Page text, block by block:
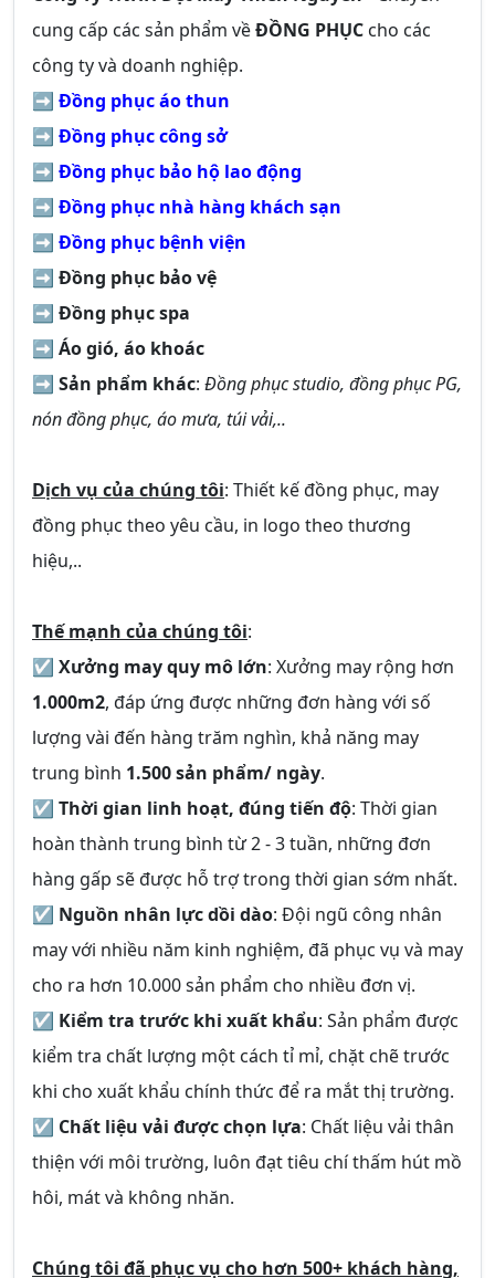
cung cấp các sản phẩm vềĐỒNG PHỤC cho các
công ty và doanh nghiệp.
➡ Đồng phục áo thun
➡ Đồng phục công sở
➡ Đồng phục bảo hộ lao động
➡ Đồng phục nhà hàng khách sạn
➡ Đồng phục bệnh viện
➡ Đồng phục bảo vệ
➡ Đồng phục spa
➡ Áo gió, áo khoác
➡ Sản phẩm khác: Đồng phục studio, đồng phục PG,
nón đồng phục, áo mưa, túi vải,..
Dịch vụ của chúng tôi: Thiết kế đồng phục, may
đồng phục theo yêu cầu, in logo theo thương
hiệu,..
Thế mạnh của chúng tôi:
☑ Xưởng may quy mô lớn: Xưởng may rộng hơn
1.000m2, đáp ứng được những đơn hàng với số
lượng vài đến hàng trăm nghìn, khả năng may
trung bình 1.500 sản phẩm/ ngày.
☑ Thời gian linh hoạt, đúng tiến độ: Thời gian
hoàn thành trung bình từ 2 - 3 tuần, những đơn
hàng gấp sẽ được hỗ trợ trong thời gian sớm nhất.
☑ Nguồn nhân lực dồi dào: Đội ngũ công nhân
may với nhiều năm kinh nghiệm, đã phục vụ và may
cho ra hơn 10.000 sản phẩm cho nhiều đơn vị.
☑ Kiểm tra trước khi xuất khẩu: Sản phẩm được
kiểm tra chất lượng một cách tỉ mỉ, chặt chẽ trước
khi cho xuất khẩu chính thức để ra mắt thị trường.
☑ Chất liệu vải được chọn lựa: Chất liệu vải thân
thiện với môi trường, luôn đạt tiêu chí thấm hút mồ
hôi, mát và không nhăn.
Chúng tôi đã phục vụ cho hơn 500+ khách hàng,